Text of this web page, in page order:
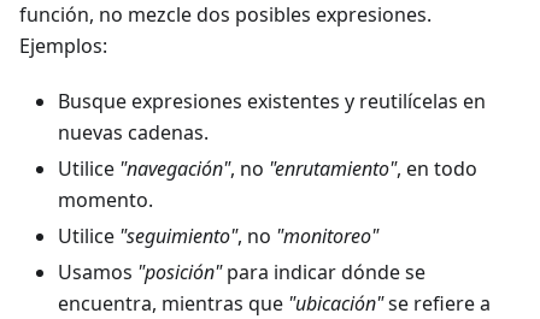
función, no mezcle dos posibles expresiones.
Ejemplos:
Busque expresiones existentes y reutilícelas en
nuevas cadenas.
Utilice "navegación", no "enrutamiento", en todo
momento.
Utilice "seguimiento", no "monitoreo"
Usamos "posición"para indicar dónde se
encuentra, mientras que "ubicación"se refiere a